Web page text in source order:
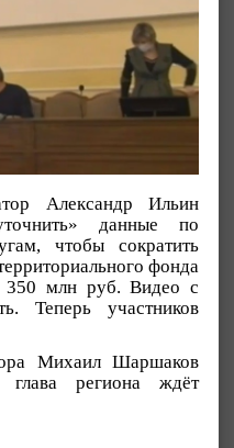
Александр Ильин
данные по
чтобы сократить
фонда
350 млн руб. Видео с
Теперь участников
Михаил Шаршаков
региона ждёт